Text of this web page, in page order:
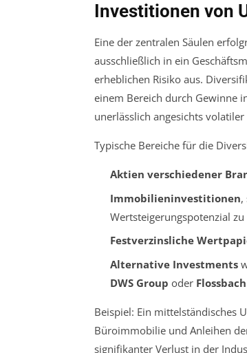
Investitionen von
Eine der zentralen Säulen
ausschließlich in ein
erheblichen Risiko aus.
einem Bereich durch Gewinne
unerlässlich angesichts
Typische Bereiche für die
Aktien verschiedener
Immobilieninvestitionen,
Wertsteigerungspotenzial
Festverzinsliche
Alternative Investments
DWS Group oder
Beispiel: Ein mittelständisches
Büroimmobilie und Anleihen
signifikanter Verlust in der